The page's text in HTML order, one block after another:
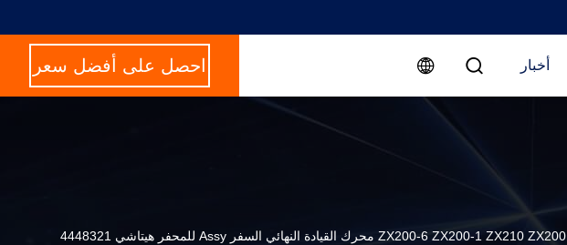
أخبار احصل على أفضل سعر
ZX200-6 ZX200-1 ZX210 ZX200 محرك القيادة النهائي السفر Assy للمحفر هيتاشي 4448321